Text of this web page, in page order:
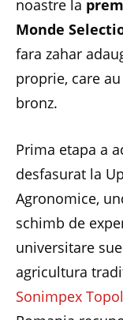
noastre la
Monde
fara zahar
proprie, care
bronz.
Prima etapa a
desfasurat la
Agronomice,
schimb de
universitare
agricultura
Sonimpex